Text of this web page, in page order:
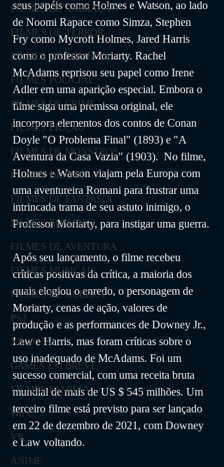
FILMES DE ANIMAÇÃO
FILMES DE TERROR
FILMES DE COMÉDIA
FILMES POLICIAL
FILMES DE CRIME
FILMES FICÇÃO
FILMES DE MONSTROS
FILMES DRAMA
FILMES DE FANTASIA
FILMES ROMANCE
FILMES DE AVENTURA
FILMES MUSICAIS
FILMES DE GUERRA
PS3
XBOX 360
GAMES EM BREVE
FILMES FAMÍLIA
Wii U
VR
ANIME
seus papéis como Holmes e Watson, ao lado
de Noomi Rapace como Simza, Stephen
Fry como Mycroft Holmes, Jared Harris
como o professor Moriarty. Rachel
McAdams reprisou seu papel como Irene
Adler em uma aparição especial. Embora o
filme siga uma premissa original, ele
incorpora elementos dos contos de Conan
Doyle "O Problema Final" (1893) e "A
Aventura da Casa Vazia" (1903).  No filme,
Holmes e Watson viajam pela Europa com
uma aventureira Romani para frustrar uma
intrincada trama de seu astuto inimigo, o
Professor Moriarty, para instigar uma guerra.
Após seu lançamento, o filme recebeu
críticas positivas da crítica, a maioria dos
quais elogiou o enredo, o personagem de
Moriarty, cenas de ação, valores de
produção e as performances de Downey Jr.,
Law e Harris, mas foram críticas sobre o
uso inadequado de McAdams. Foi um
sucesso comercial, com uma receita bruta
mundial de mais de US $ 545 milhões. Um
terceiro filme está previsto para ser lançado
em 22 de dezembro de 2021, com Downey
e Law voltando.